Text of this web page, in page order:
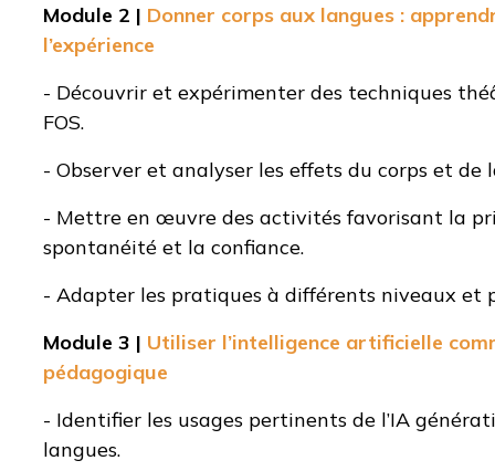
Module 2 | Donner corps aux langues :
l’expérience
- Découvrir et expérimenter des techniques
FOS.
- Observer et analyser les effets du corps et de
- Mettre en œuvre des activités favorisant la
spontanéité et la confiance.
- Adapter les pratiques à différents niveaux et
Module 3 | Utiliser l’intelligence artificielle
pédagogique
- Identifier les usages pertinents de l’IA
langues.